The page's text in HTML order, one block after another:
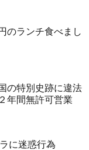
のランチ食べまし
の特別史跡に違法
年間無許可営業
に迷惑行為